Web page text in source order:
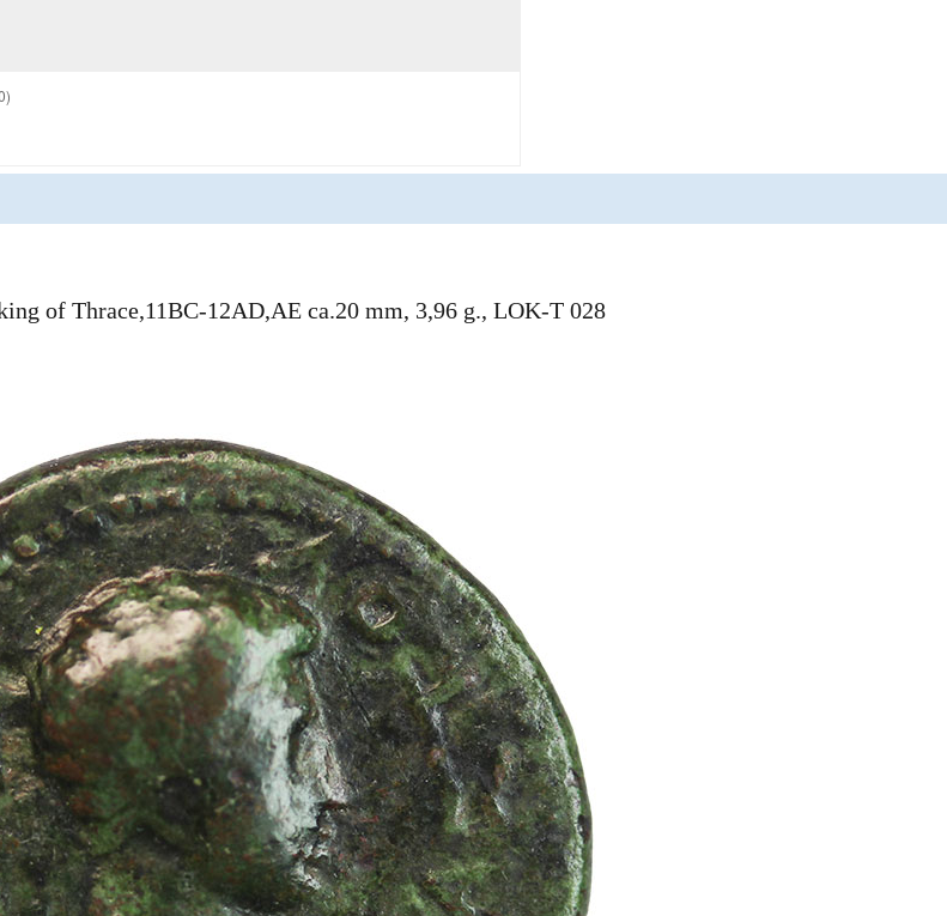
of Thrace,11BC-12AD,AE ca.20 mm, 3,96 g., LOK-T 028